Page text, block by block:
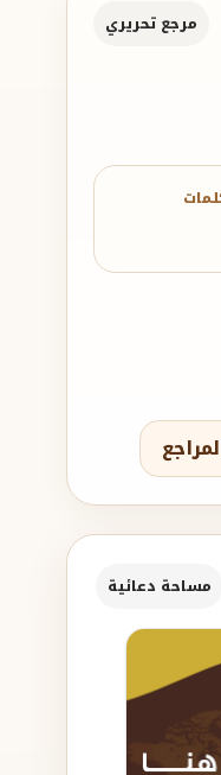
مرجع تحريري
مساحة دعائية